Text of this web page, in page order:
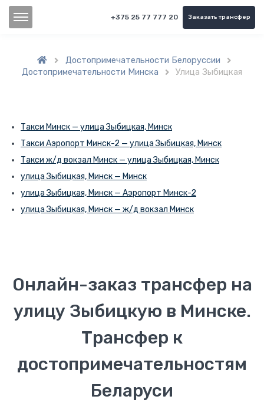
+375 25 77 777 20 Заказать трансфер
 Достопримечательности Белоруссии 
Достопримечательности Минска  Улица Зыбицкая
Такси Минск — улица Зыбицкая, Минск
Такси Аэропорт Минск-2 — улица Зыбицкая, Минск
Такси ж/д вокзал Минск — улица Зыбицкая, Минск
улица Зыбицкая, Минск — Минск
улица Зыбицкая, Минск — Аэропорт Минск-2
улица Зыбицкая, Минск — ж/д вокзал Минск
Онлайн-заказ трансфер на
улицу Зыбицкую в Минске.
Трансфер к
достопримечательностям
Беларуси